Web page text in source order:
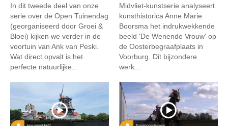
In dit tweede deel van onze
serie over de Open Tuinendag
(georganiseerd door Groei &
Bloei) kijken we verder in de
voortuin van Ank van Peski.
Wat direct opvalt is het
perfecte natuurlijke...
Midvliet-kunstserie analyseert
kunsthistorica Anne Marie
Boorsma het indrukwekkende
beeld 'De Wenende Vrouw' op
de Oosterbegraafplaats in
Voorburg. Dit bijzondere
werk...